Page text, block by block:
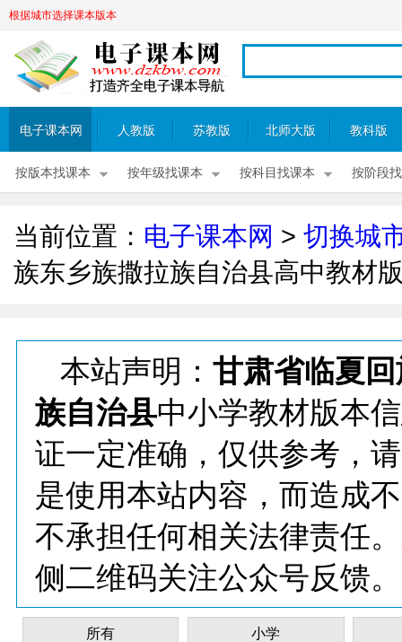
根据城市选择课本版本
电子课本网 人教版 苏教版 北师大版 教科版
按版本找课本 按年级找课本 按科目找课本 按阶段
当前位置： 电子课本网 > 切换城
族东乡族撒拉族自治县高中教材
本站声明： 甘肃省临夏
族自治县中小学教材版本
证一定准确，仅供参考，
是使用本站内容，而造成
不承担任何相关法律责任
侧二维码关注公众号反馈。
所有 小学